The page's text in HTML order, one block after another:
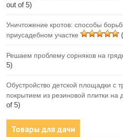
out of 5)
Уничтожение кротов: способы
приусадебном участке
Решаем проблему сорняков на
5)
Обустройство детской площадки с
покрытием из резиновой плитки на
of 5)
Товары для дачи